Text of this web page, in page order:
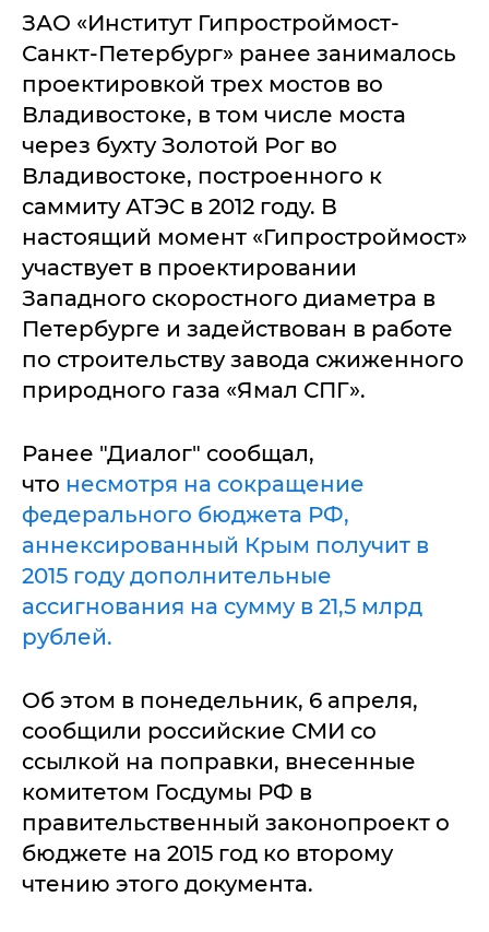
ЗАО «Институт Гипростроймост-
Санкт-Петербург» ранее занималось
проектировкой трех мостов во
Владивостоке, в том числе моста
через бухту Золотой Рог во
Владивостоке, построенного к
саммиту АТЭС в 2012 году. В
настоящий момент «Гипростроймост»
участвует в проектировании
Западного скоростного диаметра в
Петербурге и задействован в работе
по строительству завода сжиженного
природного газа «Ямал СПГ».
Ранее "Диалог" сообщал,
что несмотря на сокращение
федерального бюджета РФ,
аннексированный Крым получит в
2015 году дополнительные
ассигнования на сумму в 21,5 млрд
рублей.
Об этом в понедельник, 6 апреля,
сообщили российские СМИ со
ссылкой на поправки, внесенные
комитетом Госдумы РФ в
правительственный законопроект о
бюджете на 2015 год ко второму
чтению этого документа.